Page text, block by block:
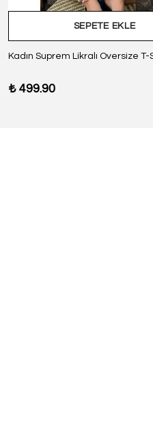
SEPETE EKLE
₺ 499.90